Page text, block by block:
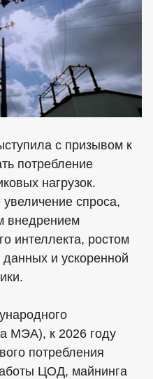
с призывом к
потребление
нагрузок.
спроса,
внедрением
интеллекта, ростом
данных и ускоренной
МЭА), к 2026 году
потребления
ЦОД, майнинга